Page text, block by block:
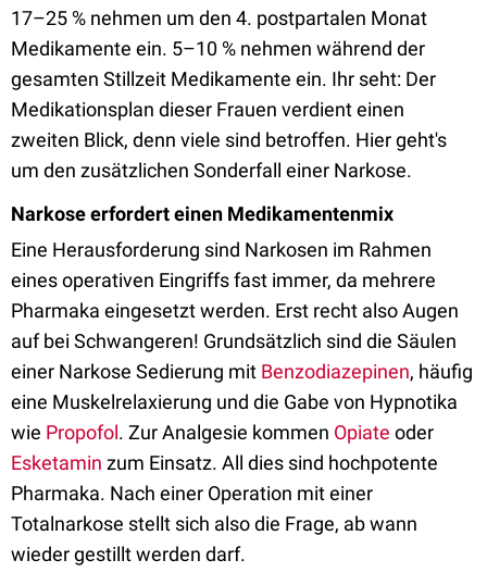
17–25 % nehmen um den 4. postpartalen Monat
Medikamente ein. 5–10 % nehmen während der
gesamten Stillzeit Medikamente ein. Ihr seht: Der
Medikationsplan dieser Frauen verdient einen
zweiten Blick, denn viele sind betroffen. Hier geht's
um den zusätzlichen Sonderfall einer Narkose.
Narkose erfordert einen Medikamentenmix
Eine Herausforderung sind Narkosen im Rahmen
eines operativen Eingriffs fast immer, da mehrere
Pharmaka eingesetzt werden. Erst recht also Augen
auf bei Schwangeren! Grundsätzlich sind die Säulen
einer Narkose Sedierung mit Benzodiazepinen, häufig
eine Muskelrelaxierung und die Gabe von Hypnotika
wie Propofol. Zur Analgesie kommen Opiate oder
Esketamin zum Einsatz. All dies sind hochpotente
Pharmaka. Nach einer Operation mit einer
Totalnarkose stellt sich also die Frage, ab wann
wieder gestillt werden darf.